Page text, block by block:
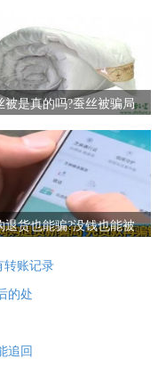
被是真的吗?蚕丝被骗局
退货也能骗?没钱也能被
转账记录
的处
追回